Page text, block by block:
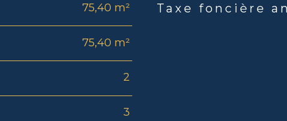
75,40 m²
75,40 m²
2
3
Taxe foncière